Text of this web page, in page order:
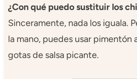
¿Con qué puedo sustituir los
Sinceramente, nada los iguala.
la mano, puedes usar pimentón
gotas de salsa picante.